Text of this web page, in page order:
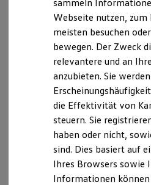
Laden
Laden unterwegs
Laden Zuhause
Ladestationen
Batterie
Sicherheit
Garantie und
Nachhaltigkeit
Technologie
Kosten und Kauf
Verbrauchskosten
Kaufoptionen
E-Auto-Förderung
Software und
info@vw-rothermel.de
+49 8376 400
Freitag
Samstag
Sonntag
sammeln
Webseite nutzen, zum
meisten besuchen
bewegen. Der Zweck
relevantere und an
anzubieten. Sie
die Effektivität von
steuern. Sie
haben oder nicht,
sind. Dies basiert auf
Ihres Browsers sowie
Informationen